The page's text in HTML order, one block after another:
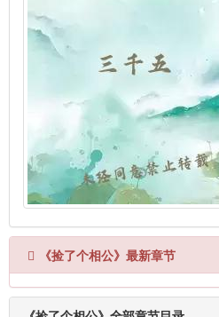
《捡了个相公》最新章节